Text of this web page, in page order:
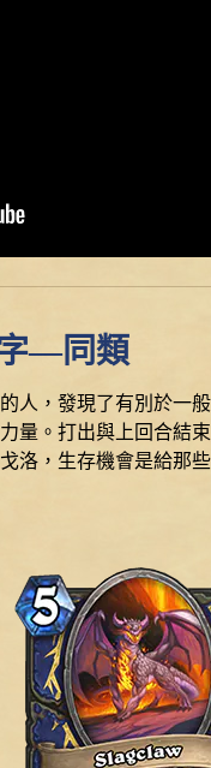
––同類
人，發現了有別於一
量。打出與上回合結
洛，生存機會是給那